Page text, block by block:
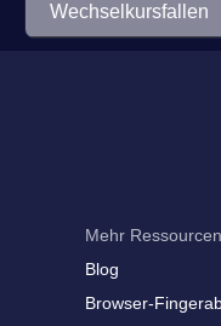
Wechselkursfallen
Mehr Ressourcen
Blog
Browser-